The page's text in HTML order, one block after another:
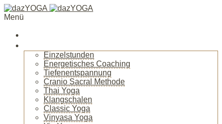
Menü
Einzelstunden
Energetisches Coaching
Tiefenentspannung
Cranio Sacral Methode
Thai Yoga
Klangschalen
Classic Yoga
Vinyasa Yoga